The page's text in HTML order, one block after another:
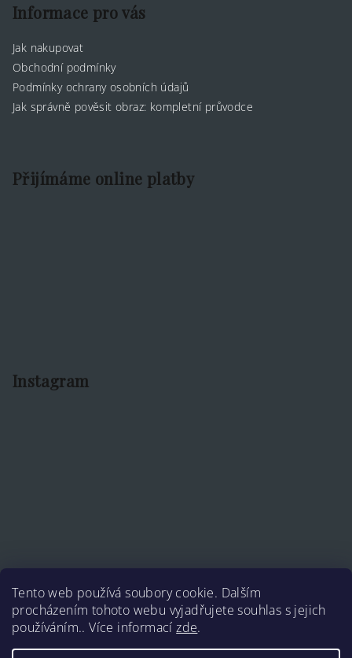
Tento web používá soubory cookie. Dalším
procházením tohoto webu vyjadřujete souhlas s jejich
používáním.. Více informacízde.
Informace pro vás
Jak nakupovat
Obchodní podmínky
Podmínky ochrany osobních údajů
Jak správně pověsit obraz: kompletní průvodce
Přijímáme online platby
Instagram